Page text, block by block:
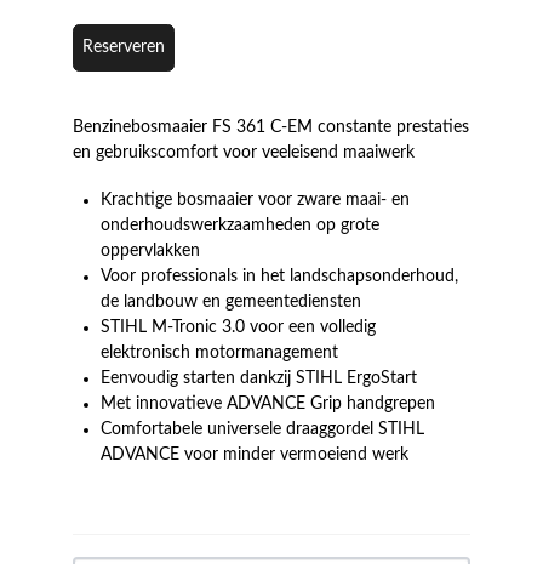
Reserveren
Benzinebosmaaier FS 361 C-EM constante prestaties
en gebruikscomfort voor veeleisend maaiwerk
Krachtige bosmaaier voor zware maai- en
onderhoudswerkzaamheden op grote
oppervlakken
Voor professionals in het landschapsonderhoud,
de landbouw en gemeentediensten
STIHL M-Tronic 3.0 voor een volledig
elektronisch motormanagement
Eenvoudig starten dankzij STIHL ErgoStart
Met innovatieve ADVANCE Grip handgrepen
Comfortabele universele draaggordel STIHL
ADVANCE voor minder vermoeiend werk